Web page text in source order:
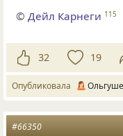
© Дейл Карнеги 115
32 19
Опубликовала
#66350